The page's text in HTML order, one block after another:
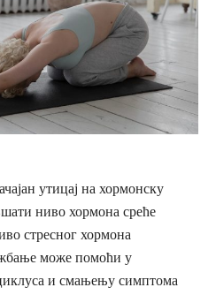
утицај на хормонску
ниво хормона среће
стресног хормона
може помоћи у
и смањењу симптома